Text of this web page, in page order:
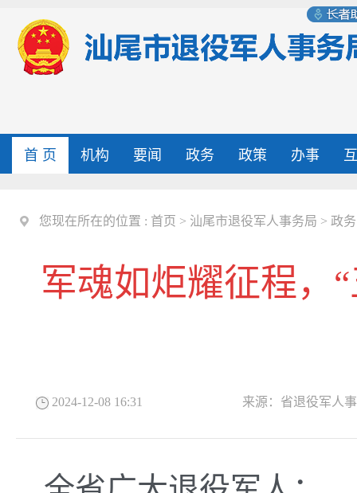
首 页 机构 要闻 政务 政策 办事
您现在所在的位置 : 首页 > 汕尾市退役军人事务局 > 政务
军魂如炬耀征程
2024-12-08 16:31 来源： 省退役军人